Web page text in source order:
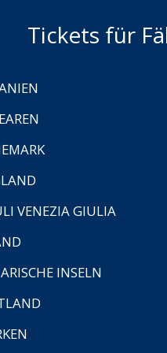
Tickets für
VENEZIA GIULIA
INSELN